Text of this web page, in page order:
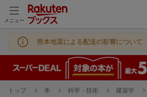
メニュー
熊本地震による配送の影響について
トップ 本 科学・技術 建築学